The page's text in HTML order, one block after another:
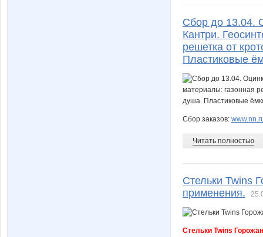
Сбор до 13.04.
Кантри.
решетка от
Пластиковые
Сбор заказов:
Читать полностью
Стельки Twins
применения.
Стельки Twins